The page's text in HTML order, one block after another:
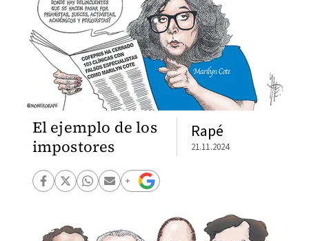
El ejemplo de los
impostores
Rapé
21.11.2024